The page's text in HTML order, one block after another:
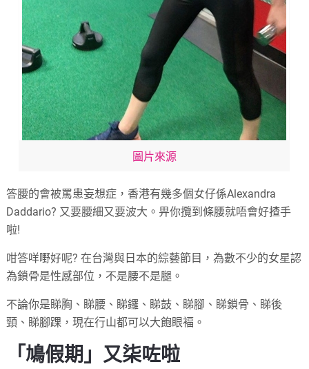
圖片來源
答腰的會被罵患妄想症，香港有幾多個女仔係Alexandra
Daddario? 又要腰細又要波大。畀你攬到條腰就唔會好揸手
啦!
咁答咩嘢好呢? 在台灣與日本的綜藝節目，為數不少的女星認
為鎖骨是性感部位，不是腰不是腿。
不論你是睇胸、睇腰、睇鑼、睇鼓、睇腳、睇鎖骨、睇後
頸、睇腳踝，現在行山都可以大飽眼褔。
「鳩假期」又柒咗啦